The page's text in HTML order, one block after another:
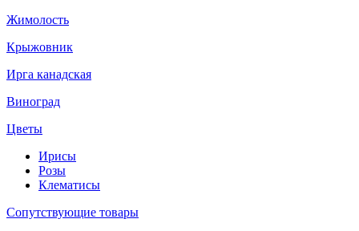
Жимолость
Крыжовник
Ирга канадская
Виноград
Цветы
Ирисы
Розы
Клематисы
Сопутствующие товары